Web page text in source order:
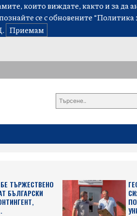
които виждате, както и за да
се с обновените“Политика
Приемам
ТЪРЖЕСТВЕНО
БЪЛГАРСКИ